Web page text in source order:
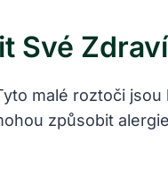
Své
malé roztoči jsou
způsobit